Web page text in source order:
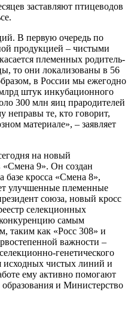
заставляют птицеводов
В первую очередь по
продукцией – чистыми
племенных родитель­
то они локализованы в 56
в России мы ежегодно
штук инкубационного
300 млн яиц прародителей
неправы те, кто говорит,
материале», – заявляет
на новый
«Смена 9». Он соз­дан
базе кросса «Смена 8»,
улучшенные пле­менные
союза, новый кросс
селекци­онных
самым
таким как «Росс 308» и
важности –
генетического
исходных чистых линий и
ему активно помогают
и Мини­стерство